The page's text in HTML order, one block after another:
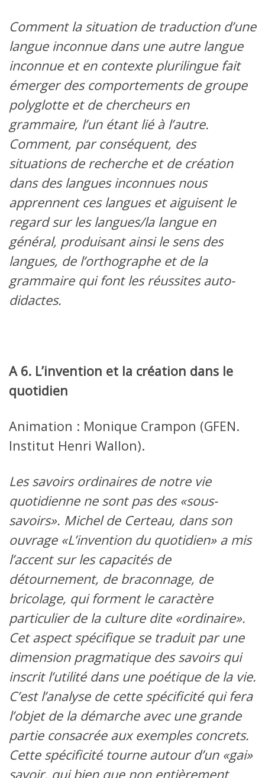
Comment la situation de traduction d’une
langue inconnue dans une autre langue
inconnue et en contexte plurilingue fait
émerger des comportements de groupe
polyglotte et de chercheurs en
grammaire, l’un étant lié à l’autre.
Comment, par conséquent, des
situations de recherche et de création
dans des langues inconnues nous
apprennent ces langues et aiguisent le
regard sur les langues/la langue en
général, produisant ainsi le sens des
langues, de l’orthographe et de la
grammaire qui font les réussites auto-
didactes.
A 6. L’invention et la création dans le
quotidien
Animation : Monique Crampon (GFEN.
Institut Henri Wallon).
Les savoirs ordinaires de notre vie
quotidienne ne sont pas des «sous-
savoirs». Michel de Certeau, dans son
ouvrage «L’invention du quotidien» a mis
l’accent sur les capacités de
détournement, de braconnage, de
bricolage, qui forment le caractère
particulier de la culture dite «ordinaire».
Cet aspect spécifique se traduit par une
dimension pragmatique des savoirs qui
inscrit l’utilité dans une poétique de la vie.
C’est l’analyse de cette spécificité qui fera
l’objet de la démarche avec une grande
partie consacrée aux exemples concrets.
Cette spécificité tourne autour d’un «gai»
savoir, qui bien que non entièrement